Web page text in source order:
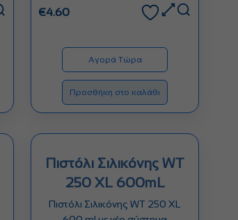
€4.60
Αγορά Τώρα
Προσθήκη στο καλάθι
Πιστόλι Σιλικόνης WT
250 XL 600mL
Πιστόλι Σιλικόνης WT 250 XL